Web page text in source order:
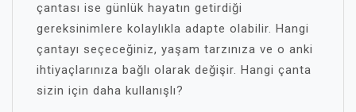
çantası ise günlük hayatın getirdiği
gereksinimlere kolaylıkla adapte olabilir. Hangi
çantayı seçeceğiniz, yaşam tarzınıza ve o anki
ihtiyaçlarınıza bağlı olarak değişir. Hangi çanta
sizin için daha kullanışlı?